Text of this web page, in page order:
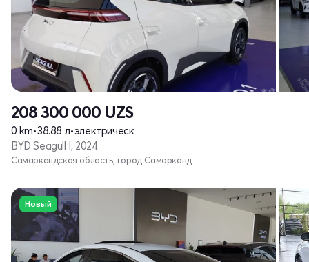
208 300 000 UZS
0 km•38.88 л•электрическ
BYD Seagull I, 2024
Самаркандская область, город Самарканд
Новый